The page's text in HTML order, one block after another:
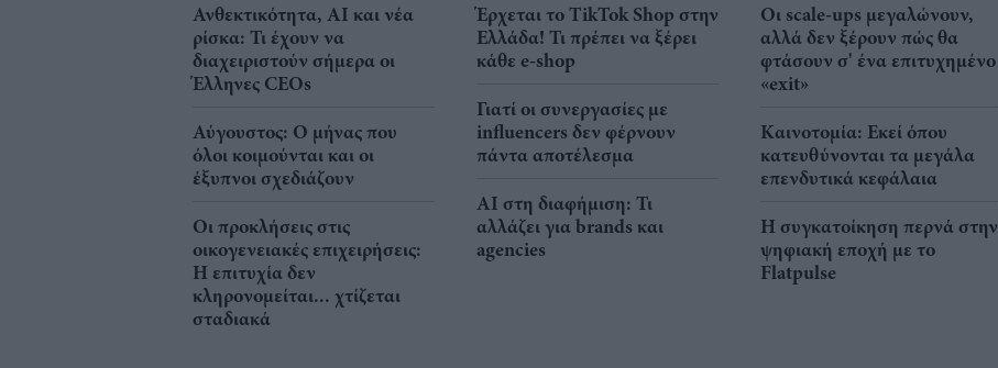
Ανθεκτικότητα, AI και νέα
ρίσκα: Τι έχουν να
διαχειριστούν σήμερα οι
Έλληνες CEOs
Αύγουστος: Ο μήνας που
όλοι κοιμούνται και οι
έξυπνοι σχεδιάζουν
Οι προκλήσεις στις
οικογενειακές επιχειρήσεις:
Η επιτυχία δεν
κληρονομείται... χτίζεται
σταδιακά
Έρχεται το TikTok Shop στην
Ελλάδα! Τι πρέπει να ξέρει
κάθε e-shop
Γιατί οι συνεργασίες με
influencers δεν φέρνουν
πάντα αποτέλεσμα
AI στη διαφήμιση: Τι
αλλάζει για brands και
agencies
Οι scale-ups μεγαλώνουν,
αλλά δεν ξέρουν πώς θα
φτάσουν σ' ένα επιτυχημένο
«exit»
Καινοτομία: Εκεί όπου
κατευθύνονται τα μεγάλα
επενδυτικά κεφάλαια
Η συγκατοίκηση περνά στην
ψηφιακή εποχή με το
Flatpulse